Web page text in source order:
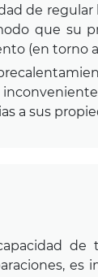
de regular
que su
(en torno a
a sus
de
es